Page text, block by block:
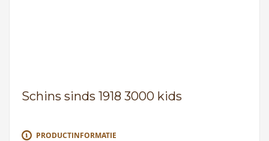
Schins sinds 1918 3000 kids
PRODUCTINFORMATIE